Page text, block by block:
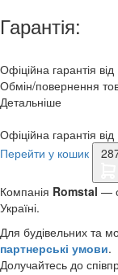
Гарантія:
Офіційна гарантія
Обмін/повернення
Детальніше
Офіційна гарантія
Перейти у кошик
Компанія Romstal —
Україні.
Для будівельних та
партнерські умови.
Долучайтесь до